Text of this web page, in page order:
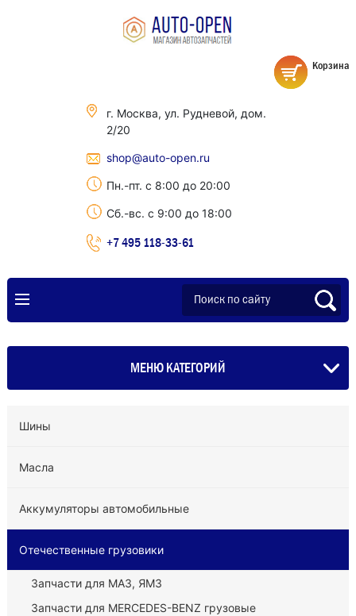
г. Москва, ул. Рудневой, дом.
2/20
shop@auto-open.ru
Пн.-пт. с 8:00 до 20:00
Сб.-вс. с 9:00 до 18:00
+7 495 118-33-61
Корзина
МЕНЮ КАТЕГОРИЙ
Шины
Масла
Аккумуляторы автомобильные
Отечественные грузовики
Запчасти для МАЗ, ЯМЗ
Запчасти для MERCEDES-BENZ грузовые